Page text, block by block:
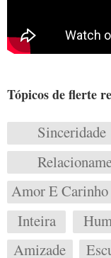
Tópicos de flerte
Sinceridade
Amor E Carinho
Inteira
Amizade